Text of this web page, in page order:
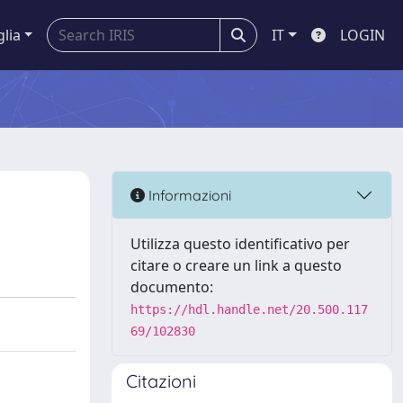
IT LOGIN
Informazioni
Utilizza questo identificativo per
citare o creare un link a questo
documento:
https://hdl.handle.net/20.500.117
69/102830
Citazioni